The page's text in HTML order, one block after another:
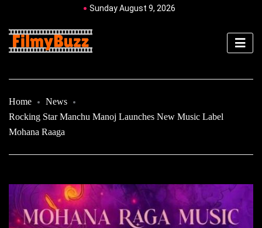
Sunday August 9, 2026
Home
News
Rocking Star Manchu Manoj Launches New Music Label
Mohana Raaga